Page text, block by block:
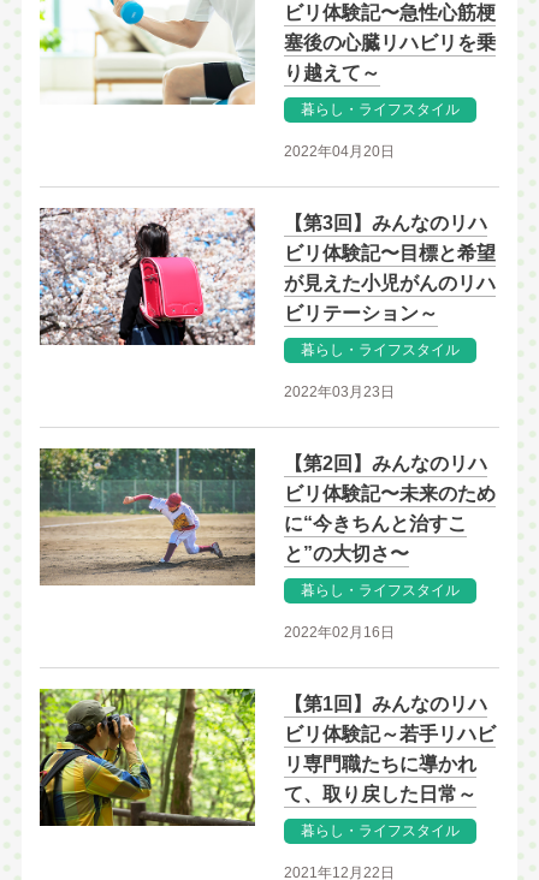
ビリ体験記〜急性心筋梗
塞後の心臓リハビリを乗
り越えて～
暮らし・ライフスタイル
2022年04月20日
【第3回】みんなのリハ
ビリ体験記〜目標と希望
が見えた小児がんのリハ
ビリテーション～
暮らし・ライフスタイル
2022年03月23日
【第2回】みんなのリハ
ビリ体験記〜未来のため
に“今きちんと治すこ
と”の大切さ〜
暮らし・ライフスタイル
2022年02月16日
【第1回】みんなのリハ
ビリ体験記～若手リハビ
リ専門職たちに導かれ
て、取り戻した日常～
暮らし・ライフスタイル
2021年12月22日